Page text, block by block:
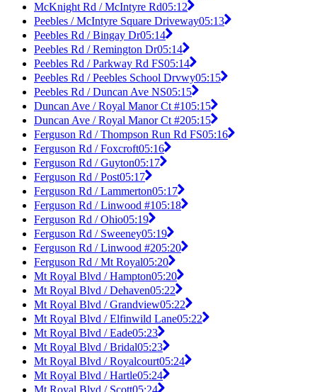
McKnight Rd / McIntyre Rd05:12
Peebles / McIntyre Square Driveway05:13
Peebles Rd / Bingay Dr05:14
Peebles Rd / Remington Dr05:14
Peebles Rd / Parkway Rd FS05:14
Peebles Rd / Peebles School Drvwy05:15
Peebles Rd / Duncan Ave NS05:15
Duncan Ave / Royal Manor Ct #105:15
Duncan Ave / Royal Manor Ct #205:15
Ferguson Rd / Thompson Run Rd FS05:16
Ferguson Rd / Foxcroft05:16
Ferguson Rd / Guyton05:17
Ferguson Rd / Post05:17
Ferguson Rd / Lammerton05:17
Ferguson Rd / Linwood #105:18
Ferguson Rd / Ohio05:19
Ferguson Rd / Sweeney05:19
Ferguson Rd / Linwood #205:20
Ferguson Rd / Mt Royal05:20
Mt Royal Blvd / Hampton05:20
Mt Royal Blvd / Dehaven05:22
Mt Royal Blvd / Grandview05:22
Mt Royal Blvd / Elfinwild Lane05:22
Mt Royal Blvd / Eade05:23
Mt Royal Blvd / Bridal05:23
Mt Royal Blvd / Royalcourt05:24
Mt Royal Blvd / Hartle05:24